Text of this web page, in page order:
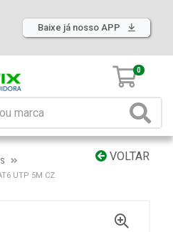
Baixe já nosso APP
0
VOLTAR
UTP 5M CZ